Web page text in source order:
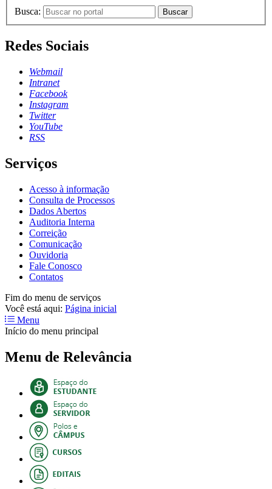
Busca: Buscar
Redes Sociais
Webmail
Intranet
Facebook
Instagram
Twitter
YouTube
RSS
Serviços
Acesso à informação
Consulta de Processos
Dados Abertos
Auditoria Interna
Correição
Comunicação
Ouvidoria
Fale Conosco
Contatos
Fim do menu de serviços
Você está aqui: Página inicial
Menu
Início do menu principal
Menu de Relevância